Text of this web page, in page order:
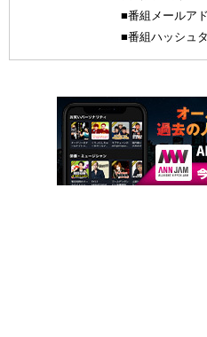
■番組メールア
■番組ハッシュ